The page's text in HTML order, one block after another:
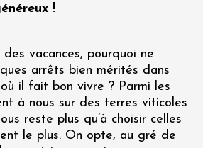
!
vacances, pourquoi ne
arrêts bien mérités dans
il fait bon vivre ? Parmi les
à nous sur des terres viticoles
reste plus qu’à choisir celles
le plus. On opte, au gré de